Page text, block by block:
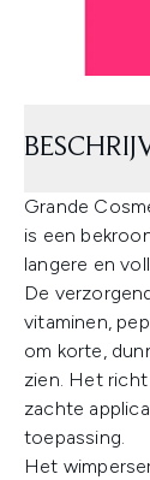
Grande
is een
langere en
De
vitaminen,
om korte,
zien. Het
zachte
toepassing.
Het